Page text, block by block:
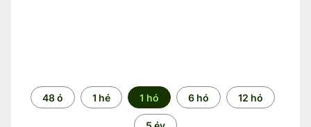
Időszak
48 ó 1 hé 1 hó 6 hó 12 hó